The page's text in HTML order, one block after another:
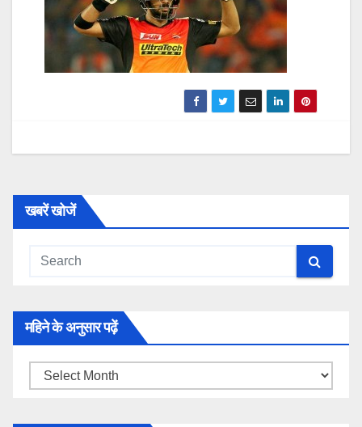
खबरें खोजें
महिने के अनुसार पढ़ें
महिने
अनुसार